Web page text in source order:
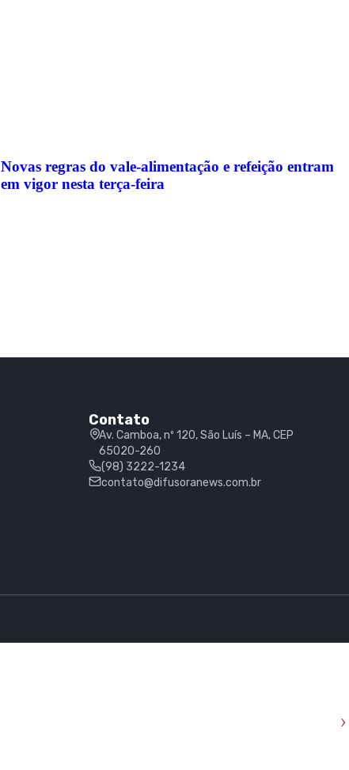
Novas regras do vale-alimentação e refeição entram
em vigor nesta terça-feira
Contato
Av. Camboa, nº 120, São Luís – MA, CEP
65020-260
(98) 3222-1234
contato@difusoranews.com.br
›